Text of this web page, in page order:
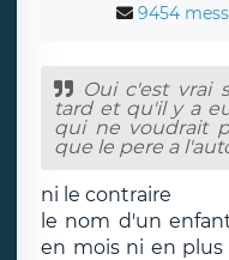
9454
Oui c'est vrai
tard et qu'il y a
qui ne voudrait
que le pere a
ni le contraire
le nom d'un
en mois ni en plus